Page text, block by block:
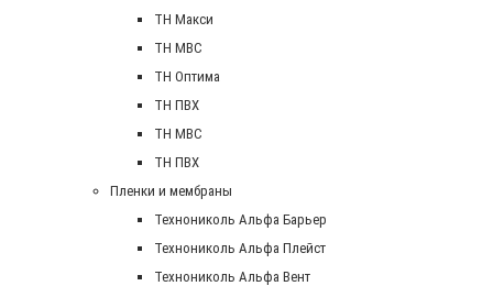
TH Макси
TH МВС
TH Оптима
TH ПВХ
ТН МВС
ТН ПВХ
Пленки и мембраны
Технониколь Альфа Барьер
Технониколь Альфа Плейст
Технониколь Альфа Вент